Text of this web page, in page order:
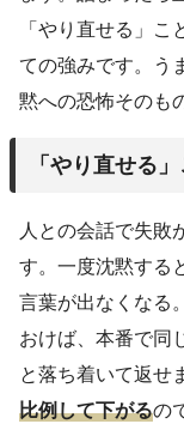
「やり直せる」
ての強みです。う
黙への恐怖そのも
「やり直せる
人との会話で失敗
す。一度沈黙する
言葉が出なくなる
おけば、本番で同
と落ち着いて返せ
比例して下がるの